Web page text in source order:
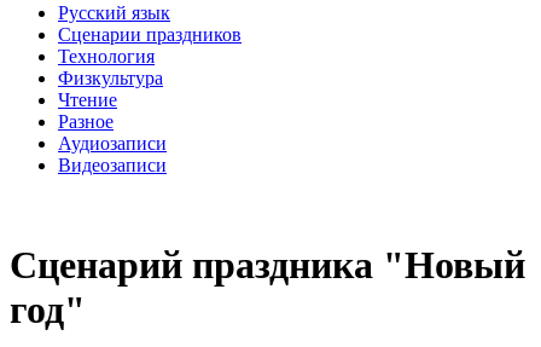
Русский язык
Сценарии праздников
Технология
Физкультура
Чтение
Разное
Аудиозаписи
Видеозаписи
Сценарий праздника "Новый
год"